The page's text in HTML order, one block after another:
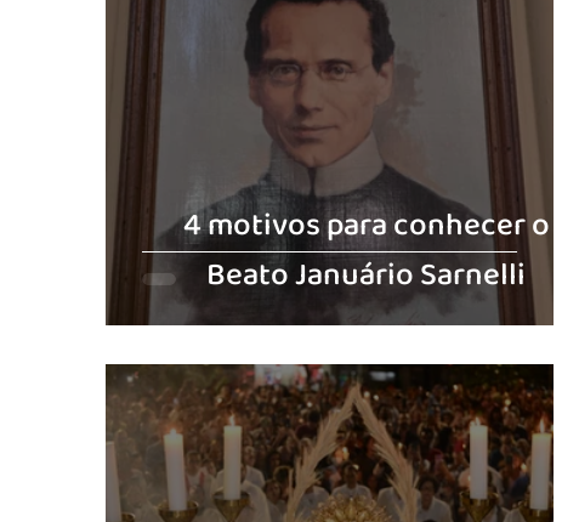
4 motivos para conhecer o
Beato Januário Sarnelli